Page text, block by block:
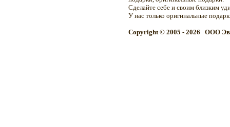
Сделайте себе и своим близким
У нас только оригинальные
Copyright © 2005 - 2026 OOO